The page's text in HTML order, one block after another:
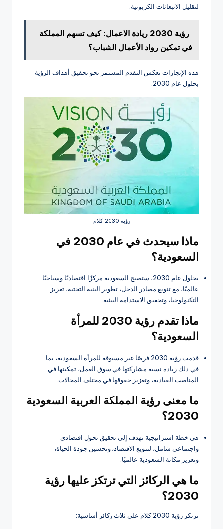
لتقليل الانبعاثات الكربونية.
رؤية 2030 ريادة الاعمال: كيف تسهم المملكة
في تمكين رواد الأعمال الشباب؟
هذه الإنجازات تعكس التقدم المستمر نحو تحقيق أهداف الرؤية
بحلول عام 2030.
رؤية 2030 كلام
ماذا سيحدث في عام 2030 في
السعودية؟
بحلول عام 2030، ستصبح السعودية مركزًا اقتصاديًا وسياحيًا
عالميًا، مع تنويع مصادر الدخل، تطوير البنية التحتية، تعزيز
التكنولوجيا، وتحقيق الاستدامة البيئية.
ماذا تقدم رؤية 2030 للمرأة
السعودية؟
قدمت رؤية 2030 فرصًا غير مسبوقة للمرأة السعودية، بما
في ذلك زيادة نسبة مشاركتها في سوق العمل، تمكينها في
المناصب القيادية، وتعزيز حقوقها في مختلف المجالات.
ما معنى رؤية المملكة العربية السعودية
2030؟
هي خطة استراتيجية تهدف إلى تحقيق تحول اقتصادي
واجتماعي شامل، لتنويع الاقتصاد، وتحسين جودة الحياة،
وتعزيز مكانة السعودية عالميًا.
ما هي الركائز التي ترتكز عليها رؤية
2030؟
ترتكز رؤية 2030 كلام على ثلاث ركائز أساسية: